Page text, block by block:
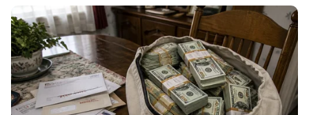
പുതുജീവനേകും,
അവയവദാനത്തിനായി
ഗ്രീൻ കോറിഡോർ